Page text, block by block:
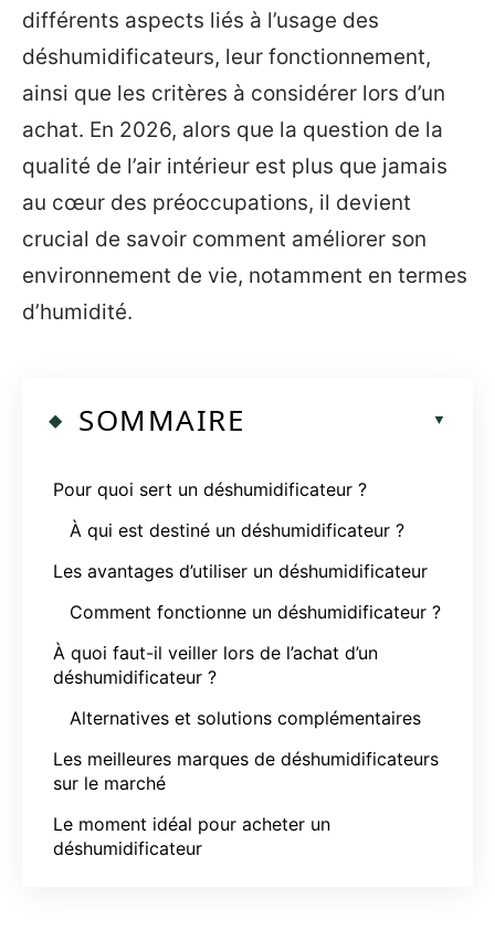
différents aspects liés à l’usage des
déshumidificateurs, leur fonctionnement,
ainsi que les critères à considérer lors d’un
achat. En 2026, alors que la question de la
qualité de l’air intérieur est plus que jamais
au cœur des préoccupations, il devient
crucial de savoir comment améliorer son
environnement de vie, notamment en termes
d’humidité.
SOMMAIRE
Pour quoi sert un déshumidificateur ?
À qui est destiné un déshumidificateur ?
Les avantages d’utiliser un déshumidificateur
Comment fonctionne un déshumidificateur ?
À quoi faut-il veiller lors de l’achat d’un
déshumidificateur ?
Alternatives et solutions complémentaires
Les meilleures marques de déshumidificateurs
sur le marché
Le moment idéal pour acheter un
déshumidificateur